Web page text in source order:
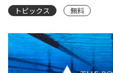
トピックス 無料